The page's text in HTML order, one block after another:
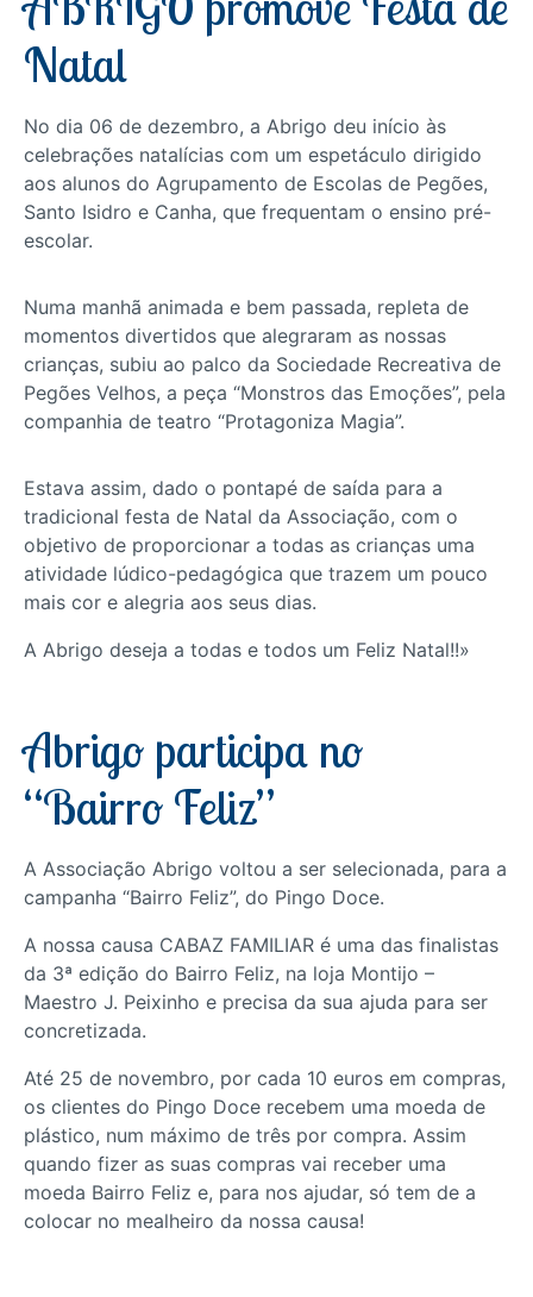
Natal
No dia 06 de dezembro, a Abrigo deu início às
celebrações natalícias com um espetáculo dirigido
aos alunos do Agrupamento de Escolas de Pegões,
Santo Isidro e Canha, que frequentam o ensino pré-
escolar.
Numa manhã animada e bem passada, repleta de
momentos divertidos que alegraram as nossas
crianças, subiu ao palco da Sociedade Recreativa de
Pegões Velhos, a peça “Monstros das Emoções”, pela
companhia de teatro “Protagoniza Magia”.
Estava assim, dado o pontapé de saída para a
tradicional festa de Natal da Associação, com o
objetivo de proporcionar a todas as crianças uma
atividade lúdico-pedagógica que trazem um pouco
mais cor e alegria aos seus dias.
A Abrigo deseja a todas e todos um Feliz Natal!!»
Abrigo participa no
“Bairro Feliz”
A Associação Abrigo voltou a ser selecionada, para a
campanha “Bairro Feliz”, do Pingo Doce.
A nossa causa CABAZ FAMILIAR é uma das finalistas
da 3ª edição do Bairro Feliz, na loja Montijo –
Maestro J. Peixinho e precisa da sua ajuda para ser
concretizada.
Até 25 de novembro, por cada 10 euros em compras,
os clientes do Pingo Doce recebem uma moeda de
plástico, num máximo de três por compra. Assim
quando fizer as suas compras vai receber uma
moeda Bairro Feliz e, para nos ajudar, só tem de a
colocar no mealheiro da nossa causa!